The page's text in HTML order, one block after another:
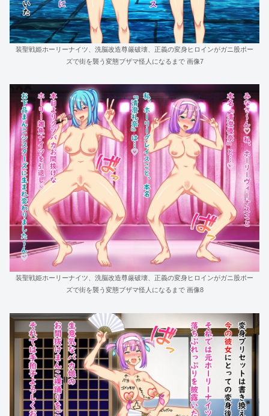
装聖戦姫ホーリーナイツ、洗脳改造尊厳破壊、正義の変身ヒロインがガニ股ポー
ズで街を襲う変態ブザマ怪人になるまで 画像7
装聖戦姫ホーリーナイツ、洗脳改造尊厳破壊、正義の変身ヒロインがガニ股ポー
ズで街を襲う変態ブザマ怪人になるまで 画像8